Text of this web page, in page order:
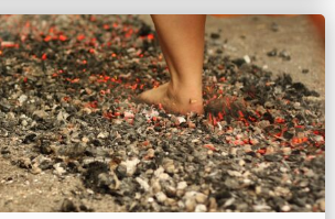
Кыргызской Республики началась с
Нар...